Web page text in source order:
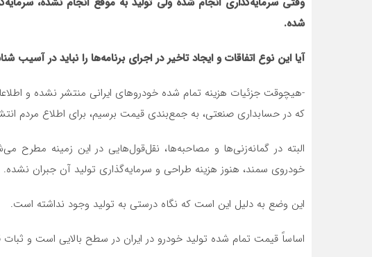
شده.
آیا این نوع اتفاقات و ایجاد تاخیر در اجرای برنامه‌ها را نباید در آسیب
-هیچوقت جزئیات هزینه تمام شده خودروهای ایرانی منتشر نشده و
که در حسابداری صنعتی، به جمع‌بندی قیمت برسیم، برای اطلاع مردم
البته در گمانه‌زنی‌ها و مصاحبه‌ها، نقل‌قول‌هایی در این زمینه مطرح
خودروی سمند، هنوز هزینه طراحی و سرمایه‌گذاری تولید آن جبران نشده.
این وضع به دلیل این است که نگاه درستی به تولید وجود نداشته است.
اساساً قیمت تمام‌ شده تولید خودرو در ایران در سطح بالایی است و ثبات